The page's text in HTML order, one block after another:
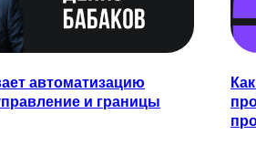
автоматизацию
и границы